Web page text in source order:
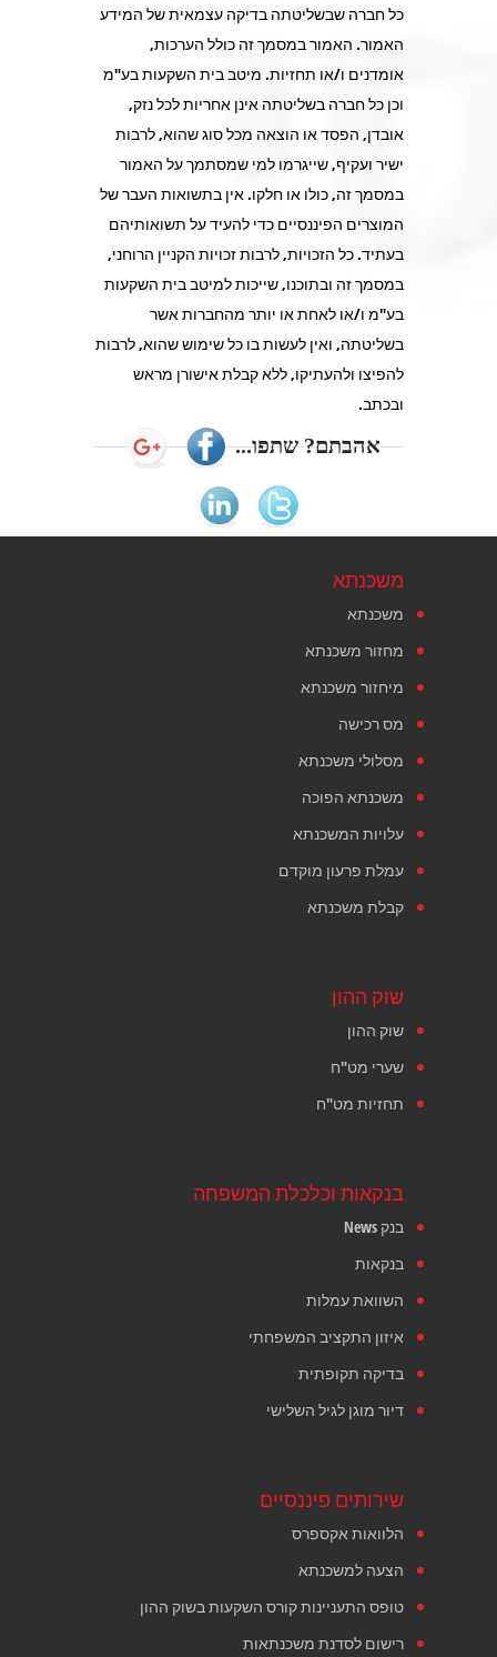
כל חברה שבשליטתה בדיקה עצמאית של המידע
האמור. האמור במסמך זה כולל הערכות,
אומדנים ו/או תחזיות. מיטב בית השקעות בע"מ
וכן כל חברה בשליטתה אינן אחריות לכל נזק,
אובדן, הפסד או הוצאה מכל סוג שהוא, לרבות
ישיר ועקיף, שייגרמו למי שמסתמך על האמור
במסמך זה, כולו או חלקו. אין בתשואות העבר של
המוצרים הפיננסיים כדי להעיד על תשואותיהם
בעתיד. כל הזכויות, לרבות זכויות הקניין הרוחני,
במסמך זה ובתוכנו, שייכות למיטב בית השקעות
בע"מ ו/או לאחת או יותר מהחברות אשר
בשליטתה, ואין לעשות בו כל שימוש שהוא, לרבות
להפיצו ולהעתיקו, ללא קבלת אישורן מראש
ובכתב.
אהבתם? שתפו...
משכנתא
משכנתא
מחזור משכנתא
מיחזור משכנתא
מס רכישה
מסלולי משכנתא
משכנתא הפוכה
עלויות המשכנתא
עמלת פרעון מוקדם
קבלת משכנתא
שוק ההון
שוק ההון
שערי מט"ח
תחזיות מט"ח
בנקאות וכלכלת המשפחה
בנק News
בנקאות
השוואת עמלות
איזון התקציב המשפחתי
בדיקה תקופתית
דיור מוגן לגיל השלישי
שירותים פיננסיים
הלוואות אקספרס
הצעה למשכנתא
טופס התעניינות קורס השקעות בשוק ההון
רישום לסדנת משכנתאות